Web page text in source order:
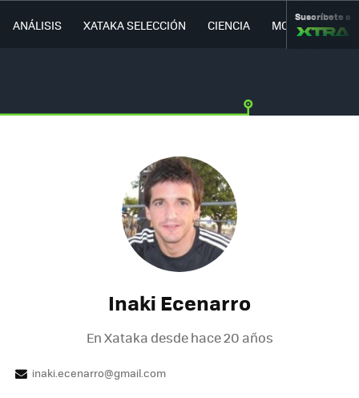
ANÁLISIS XATAKA SELECCIÓN CIENCIA MOVILIDAD
Suscríbete a
Inaki Ecenarro
En Xataka desdehace 20 años
inaki.ecenarro@gmail.com